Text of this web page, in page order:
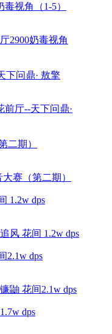
毒视角（1-5）
下问鼎· 敖擎
二期）
1.2w dps
2.1w dps
dps